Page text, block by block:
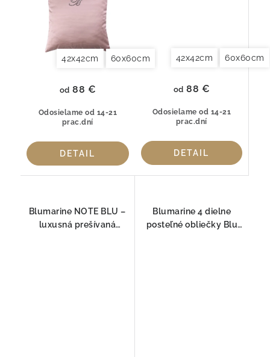
42x42cm 60x60cm
Odosielame od 14-21
prac.dní
od 88 €
DETAIL
42x42cm 60x60cm
Odosielame od 14-21
prac.dní
od 88 €
DETAIL
Blumarine NOTE BLU –
luxusná prešívaná
Blumarine 4 dielne
posteľné obliečky Blu